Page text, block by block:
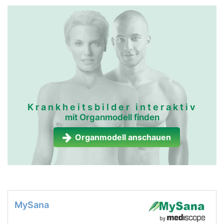
Krankheitsbilder interaktiv
mit Organmodell finden
Organmodell anschauen
MySana